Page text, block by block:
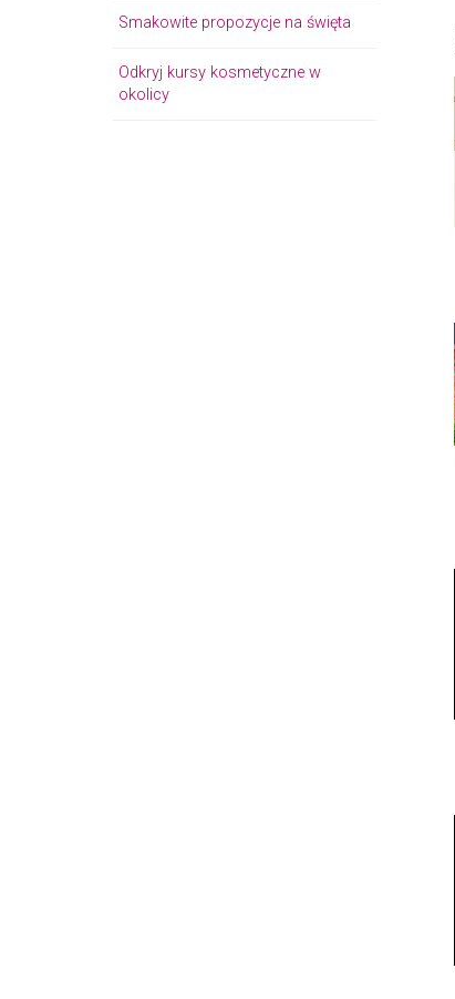
Smakowite propozycje na święta
Odkryj kursy kosmetyczne w
okolicy